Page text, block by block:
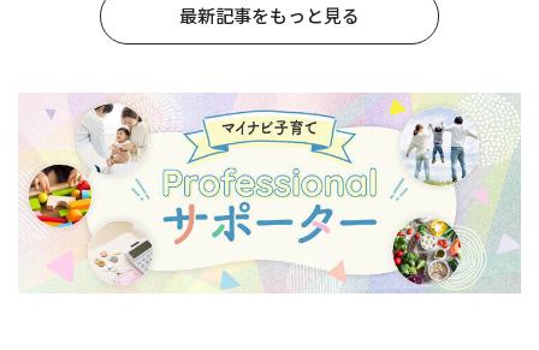
最新記事をもっと見る